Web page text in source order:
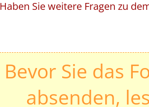
Haben Sie weitere Fragen zu
Bevor Sie das
absenden,